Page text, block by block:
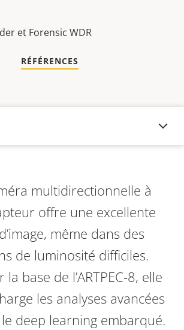
et Forensic WDR
RÉFÉRENCES
multidirectionnelle à
offre une excellente
même dans des
de luminosité difficiles.
base de l’ARTPEC-8, elle
les analyses avancées
deep learning embarqué.